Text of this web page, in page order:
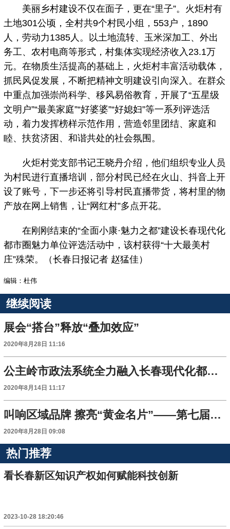
美丽乡村建设不仅在面子，更在“里子”。火炬村有
土地301公顷，全村共9个村民小组，553户，1890
人，劳动力1385人。以土地流转、玉米深加工、外出
务工、农村电商等形式，村集体实现经济收入23.1万
元。在物质生活提高的基础上，火炬村丰富活动载体，
抓民风促发展，不断把精神文明建设引向深入。在群众
中重点加强崇尚科学、移风易俗教育，开展了“五星级
文明户”“最美家庭”“好婆婆”“好媳妇”等一系列评选活
动，着力发挥榜样示范作用，营造邻里团结、家庭和
睦、扶贫济困、和谐共处的社会氛围。
火炬村党支部书记王晓丹介绍，他们组织专业人员
为村民进行直播培训，部分村民已经在火山、抖音上开
设了账号，下一步还将引导村民直播带货，将村里的物
产放在网上销售，让“网红村”多点开花。
在刚刚结束的“全面小康·魅力之都”建设长春现代化
都市圈魅力单位评选活动中，该村获得“十大最美村
庄”殊荣。（长春日报记者 赵猛佳）
编辑：杜伟
继续阅读
展会“搭台”释放“叠加效应”
2020年8月28日 11:16
公主岭市政法系统全力融入长春现代化都市圈建设
2020年8月14日 11:17
叫响区域品牌 擦亮“黄金名片”——第七届中国·公主岭玉米产业博览会综述
2020年8月28日 09:08
热门推荐
看长春新区知识产权如何赋能科技创新
2023-10-28 18:20:46